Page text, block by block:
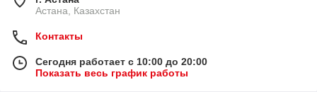
Астана, Казахстан
Контакты
Сегодня работает с 10:00 до 20:00
Показать весь график работы